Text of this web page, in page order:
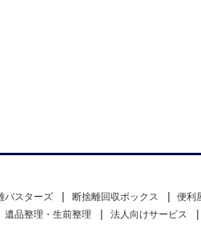
バスターズ 断捨離回収ボックス 便利
遺品整理・生前整理
法人向けサービス